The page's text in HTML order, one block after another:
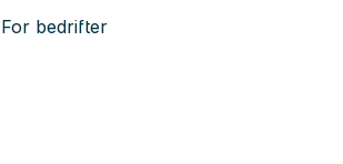
For bedrifter